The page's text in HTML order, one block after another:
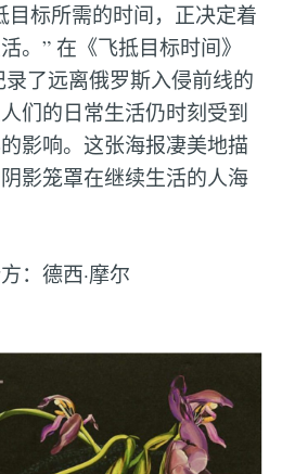
目标所需的时间，正决定着
。” 在《飞抵目标时间》
录了远离俄罗斯入侵前线的
们的日常生活仍时刻受到
影响。这张海报凄美地描
影笼罩在继续生活的人海
：德西·摩尔